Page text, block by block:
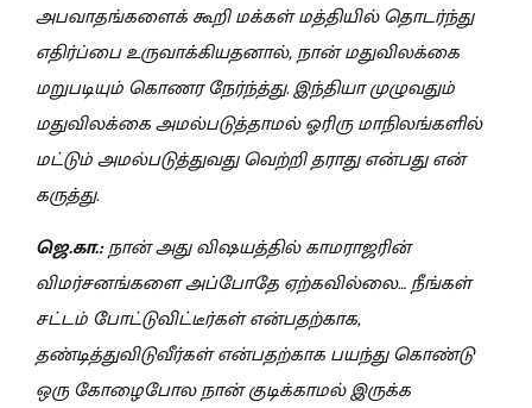
அபவாதங்களைக் கூறி மக்கள் மத்தியில் தொடர்ந்து
எதிர்ப்பை உருவாக்கியதனால், நான் மதுவிலக்கை
மறுபடியும் கொணர நேர்ந்த்து. இந்தியா முழுவதும்
மதுவிலக்கை அமல்படுத்தாமல் ஓரிரு மாநிலங்களில்
மட்டும் அமல்படுத்துவது வெற்றி தராது என்பது என்
கருத்து.
ஜெ.கா.:நான் அது விஷயத்தில் காமராஜரின்
விமர்சனங்களை அப்போதே ஏற்கவில்லை… நீங்கள்
சட்டம் போட்டுவிட்டீர்கள் என்பதற்காக,
தண்டித்துவிடுவீர்கள் என்பதற்காக பயந்து கொண்டு
ஒரு கோழைபோல நான் குடிக்காமல் இருக்க